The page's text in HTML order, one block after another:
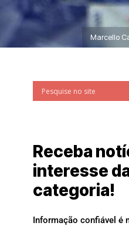
Marcello
Receba
interesse
categoria!
Informação confiável é